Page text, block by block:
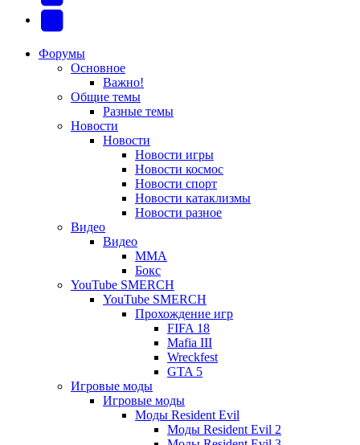
вкладке)
новой
вкладке)
новой
вкладке)
Форумы
Основное
Важно!
Общие темы
Разные темы
Новости
Новости
Новости игры
Новости космос
Новости спорт
Новости катаклизмы
Новости разное
Видео
Видео
ММА
Бокс
YouTube SMERCH
YouTube SMERCH
Прохождение игр
FIFA 18
Mafia III
Wreckfest
GTA 5
Игровые моды
Игровые моды
Моды Resident Evil
Моды Resident Evil 2